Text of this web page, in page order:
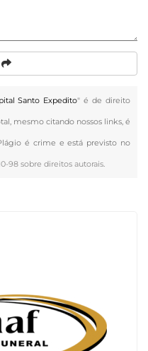
Santo Expedito" é de direito
mesmo citando nossos links, é
é crime e está previsto no
98 sobre direitos autorais.